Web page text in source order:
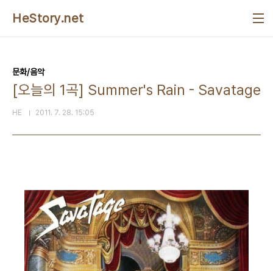
HeStory.net
문화/음악
[오늘의 1곡] Summer's Rain - Savatage
HE 2011. 7. 28. 15:05